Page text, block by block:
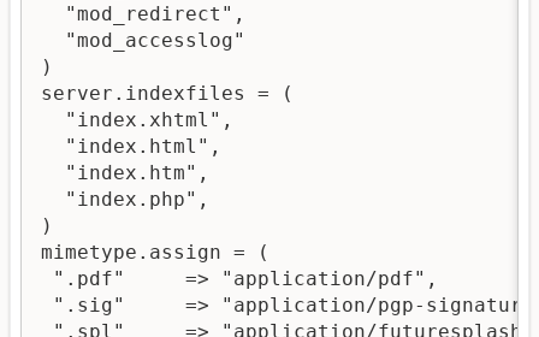
  "mod_redirect",
  "mod_accesslog"
)
server.indexfiles = (
  "index.xhtml",
  "index.html",
  "index.htm",
  "index.php",
)
mimetype.assign = (
".pdf"     => "application/pdf",
".sig"     => "application/pgp-
".spl"     => "application/